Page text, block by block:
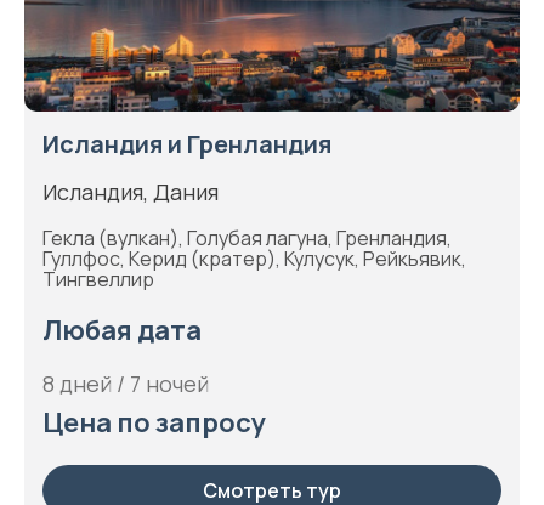
Исландия и Гренландия
Исландия, Дания
Гекла (вулкан), Голубая лагуна, Гренландия,
Гуллфос, Керид (кратер), Кулусук, Рейкьявик,
Тингвеллир
Любая дата
8 дней / 7 ночей
Цена по запросу
Смотреть тур